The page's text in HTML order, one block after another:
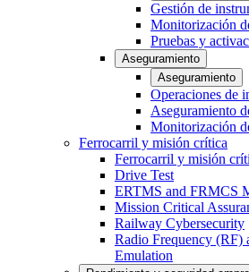
Gestión de
Monitorización
Pruebas y
Aseguramiento
Aseguramiento
Operaciones de
Aseguramiento
Monitorización
Ferrocarril y misión crítica
Ferrocarril y misión
Drive Test
ERTMS and FRMCS
Mission Critical
Railway Cybersecurity
Radio Frequency (RF)
Emulation